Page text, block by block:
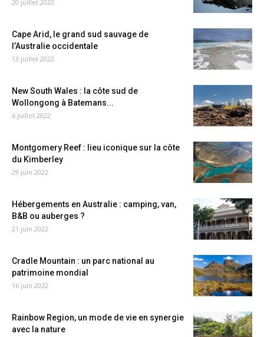
20 juillet 2022
Cape Arid, le grand sud sauvage de
l’Australie occidentale
13 juillet 2022
New South Wales : la côte sud de
Wollongong à Batemans...
6 juillet 2022
Montgomery Reef : lieu iconique sur la côte
du Kimberley
29 juin 2022
Hébergements en Australie : camping, van,
B&B ou auberges ?
21 juin 2022
Cradle Mountain : un parc national au
patrimoine mondial
16 juin 2022
Rainbow Region, un mode de vie en synergie
avec la nature